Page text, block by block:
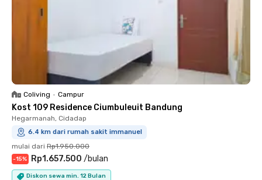
Coliving • Campur
Kost 109 Residence Ciumbuleuit Bandung
Hegarmanah, Cidadap
6.4 km dari rumah sakit immanuel
mulai dari Rp1.950.000
-15% Rp1.657.500 /bulan
Diskon sewa min. 12 Bulan